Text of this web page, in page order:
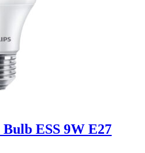
ESS 9W E27